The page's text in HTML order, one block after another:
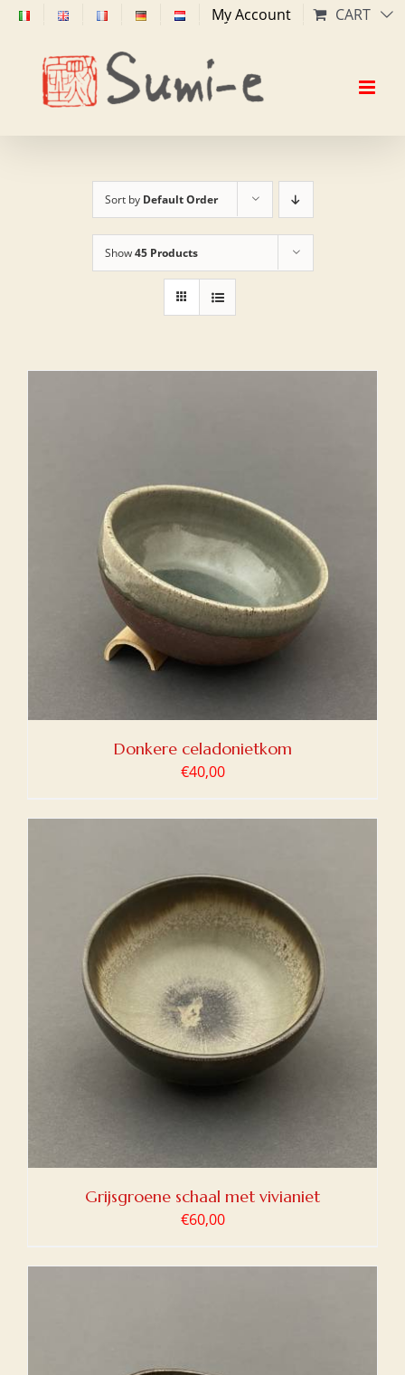
Skip
content
My Account CART
Sort by Default Order
Show45 Products
Donkere celadonietkom
€40,00
Grijsgroene schaal met vivianiet
€60,00